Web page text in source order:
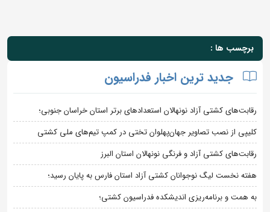
برچسب ها :
جدید ترین اخبار فدراسیون
رقابت‌های کشتی آزاد نونهالان استعدادهای برتر استان خراسان جنوبی؛
کلیپی از نصب تصاویر جهان‌پهلوان تختی در کمپ تیم‌های ملی کشتی
رقابت‌های کشتی آزاد و فرنگی نونهالان استان البرز
هفته نخست لیگ نوجوانان کشتی آزاد استان فارس به پایان رسید؛
به همت و برنامه‌ریزی اندیشکده فدراسیون کشتی؛